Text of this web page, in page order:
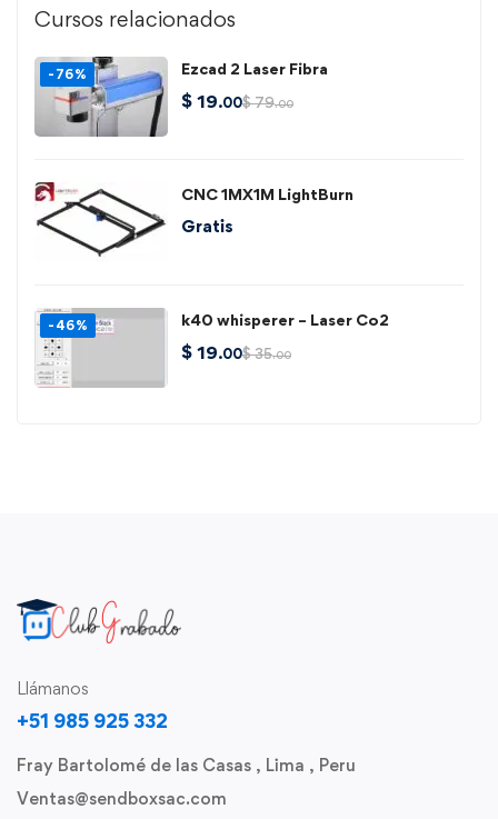
Cursos relacionados
-76% Ezcad 2 Laser Fibra
$ 19.00$79.00
CNC 1MX1M LightBurn
Gratis
-46% k40 whisperer – Laser Co2
$ 19.00$35.00
Llámanos
+51 985 925 332
Fray Bartolomé de las Casas , Lima , Peru
Ventas@sendboxsac.com